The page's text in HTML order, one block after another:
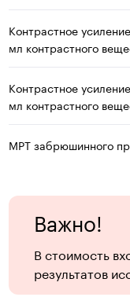
Контрастное
мл контрастного
Контрастное
мл контрастного
МРТ забрюшинного
Важно!
В стоимость
результатов